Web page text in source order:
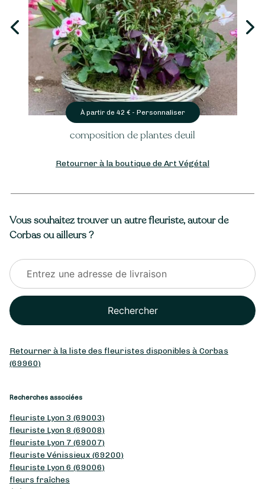
À partir de 42 € - Personnaliser
composition de plantes deuil
Retourner à la boutique de Art Végétal
Vous souhaitez trouver un autre fleuriste, autour de
Corbas ou ailleurs ?
Rechercher
Retourner à la liste des fleuristes disponibles à Corbas
(69960)
Recherches associées
fleuriste Lyon 3 (69003)
fleuriste Lyon 8 (69008)
fleuriste Lyon 7 (69007)
fleuriste Vénissieux (69200)
fleuriste Lyon 6 (69006)
fleurs fraîches